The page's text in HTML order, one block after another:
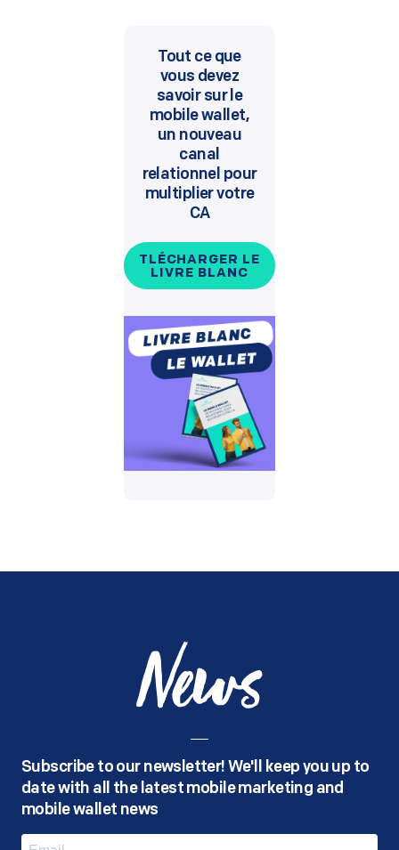
Tout ce que
vous devez
savoir sur le
mobile wallet,
un nouveau
canal
relationnel pour
multiplier votre
CA
TLÉCHARGER LE
LIVRE BLANC
News
Subscribe to our newsletter! We'll keep you up to
date with all the latest mobile marketing and
mobile wallet news